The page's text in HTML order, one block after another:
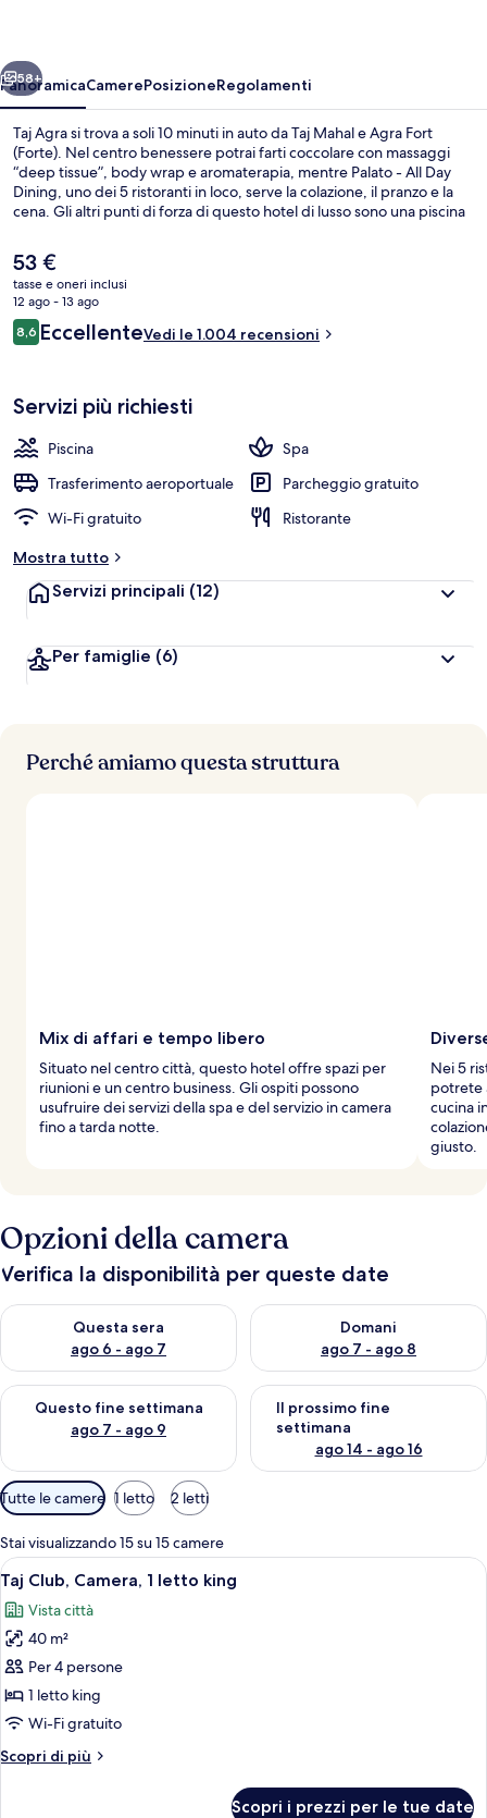
Avanti
58+
PanoramicaCamerePosizioneRegolamenti
Taj Agra si trova a soli 10 minuti in auto da Taj Mahal e Agra Fort
(Forte). Nel centro benessere potrai farti coccolare con massaggi
“deep tissue”, body wrap e aromaterapia, mentre Palato - All Day
Dining, uno dei 5 ristoranti in loco, serve la colazione, il pranzo e la
cena. Gli altri punti di forza di questo hotel di lusso sono una piscina
degli ospiti lodano il personale gentile della struttura.
Il
prezzo
attuale
è
53 €
53 €
tasse e oneri inclusi
12 ago - 13 ago
Recensioni
8,68,6 su 10
EccellenteVedi le 1.004 recensioni
Servizi più richiesti
Piscina
Spa
Trasferimento aeroportuale
Parcheggio gratuito
Wi-Fi gratuito
Ristorante
Mostra tutto
Servizi principali (12)
Per famiglie (6)
Perché amiamo questa struttura
Mix di affari e tempo libero
Situato nel centro città, questo hotel offre spazi per
riunioni e un centro business. Gli ospiti possono
usufruire dei servizi della spa e del servizio in camera
fino a tarda notte.
Nei 5
potrete
cucina
giusto.
Opzioni della camera
Verifica la disponibilità per queste date
Questa sera
ago 6 - ago 7
Verifica la disponibilità per questa sera, ago 6 - ago 7
Domani
ago 7 - ago 8
Verifica la disponibilità per
Questo fine settimana
ago 7 - ago 9
Verifica la disponibilità per questo fine settimana, ago 7 - ago
Il prossimo fine
settimana
ago 14 - ago 16
Verifica la disponibilità per il
Filtri
disponibili
per
le
camere
Tutte le camere 1 letto 2 letti
Stai visualizzando 15 su 15 camere
Apri
tutte
le
foto
per
Taj
Club,
1
Un bagno moderno con una vasca
1
Taj Club, Camera, 1 letto king
Vista città
40 m²
Per 4 persone
1 letto king
Wi-Fi gratuito
Scopri di più
Altri
Scopri i prezzi per le tue date